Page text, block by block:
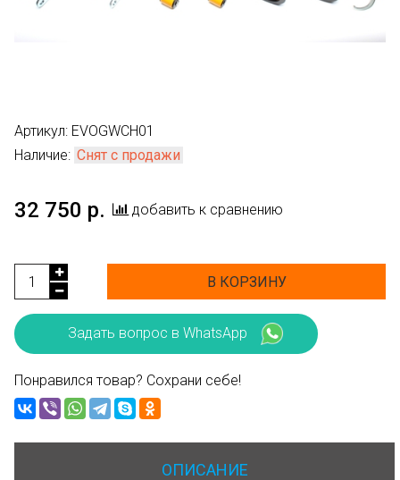
Артикул: EVOGWCH01
Наличие: Снят с продажи
32 750 р. добавить к сравнению
В КОРЗИНУ
Задать вопрос в WhatsApp
Понравился товар? Сохрани себе!
ОПИСАНИЕ